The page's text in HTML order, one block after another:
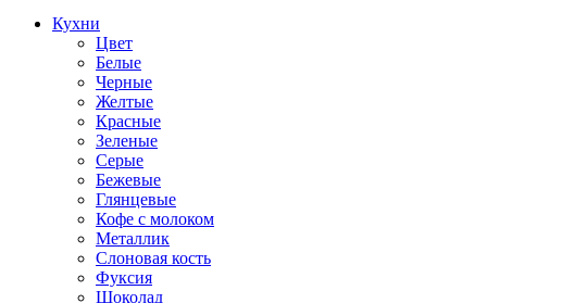
Кухни
Цвет
Белые
Черные
Желтые
Красные
Зеленые
Серые
Бежевые
Глянцевые
Кофе с молоком
Металлик
Слоновая кость
Фуксия
Шоколад